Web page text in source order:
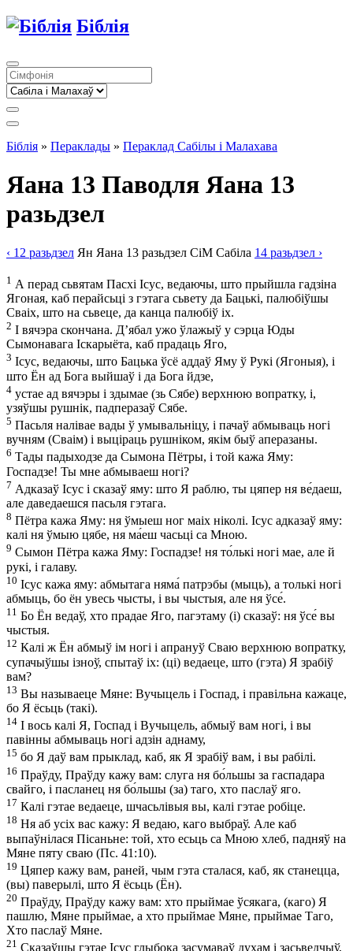
Біблія
Біблія » Пераклады » Пераклад Сабілы і Малахава
Яана 13 Паводля Яана 13
разьдзел
‹ 12 разьдзел Ян Яана 13 разьдзел СіМ Сабіла 14 разьдзел ›
1 А перад сьвятам Пасхі Ісус, ведаючы, што прыйшла гадзіна
Ягоная, каб перайсьці з гэтага сьвету да Бацькі, палюбіўшы
Сваіх, што на сьвеце, да канца палюбіў іх.
2 І вячэра скончана. Д’ябал ужо ўлажыў у сэрца Юды
Сымонавага Іскарыёта, каб прадаць Яго,
3 Ісус, ведаючы, што Бацька ўсё аддаў Яму ў Рукі (Ягоныя), і
што Ён ад Бога выйшаў і да Бога йдзе,
4 устае ад вячэры і здымае (зь Сябе) верхнюю вопратку, і,
узяўшы рушнік, падперазаў Сябе.
5 Пасьля налівае вады ў умывальніцу, і пачаў абмываць ногі
вучням (Сваім) і выціраць рушніком, якім быў аперазаны.
6 Тады падыходзе да Сымона Пётры, і той кажа Яму:
Госпадзе! Ты мне абмываеш ногі?
7 Адказаў Ісус і сказаў яму: што Я раблю, ты цяпер ня ве́даеш,
але даведаешся пасьля гэтага.
8 Пётра кажа Яму: ня ўмыеш ног маіх ніколі. Ісус адказаў яму:
калі ня ўмыю цябе, ня ма́еш часьці са Мною.
9 Сымон Пётра кажа Яму: Госпадзе! ня то́лькі ногі мае, але й
рукі, і галаву.
10 Ісус кажа яму: абмытага няма́ патрэбы (мыць), а толькі ногі
абмыць, бо ён увесь чысты, і вы чыстыя, але ня ўсе́.
11 Бо Ён ведаў, хто прадае Яго, пагэтаму (і) сказаў: ня ўсе́ вы
чыстыя.
12 Калі ж Ён абмыў ім ногі і апрануў Сваю верхнюю вопратку,
супачыўшы ізноў, спытаў іх: (ці) ведаеце, што (гэта) Я зрабіў
вам?
13 Вы называеце Мяне: Вучыцель і Госпад, і правільна кажаце,
бо Я ёсьць (такі).
14 І вось калі Я, Госпад і Вучыцель, абмыў вам ногі, і вы
павінны абмываць ногі адзін аднаму,
15 бо Я даў вам прыклад, каб, як Я зрабіў вам, і вы рабілі.
16 Праўду, Праўду кажу вам: слуга ня бо́льшы за гаспадара
свайго, і пасланец ня бо́льшы (за) таго, хто паслаў яго.
17 Калі гэтае ведаеце, шчасьлівыя вы, калі гэтае робіце.
18 Ня аб усіх вас кажу: Я ведаю, каго выбраў. Але каб
выпаўнілася Пісаньне: той, хто есьць са Мною хлеб, падняў на
Мяне пяту сваю (Пс. 41:10).
19 Цяпер кажу вам, раней, чым гэта сталася, каб, як станецца,
(вы) паверылі, што Я ёсьць (Ён).
20 Праўду, Праўду кажу вам: хто прыймае ўсякага, (каго) Я
пашлю, Мяне прыймае, а хто прыймае Мяне, прыймае Таго,
Хто паслаў Мяне.
21 Сказаўшы гэтае Ісус глыбока засумаваў духам і засьведчыў,